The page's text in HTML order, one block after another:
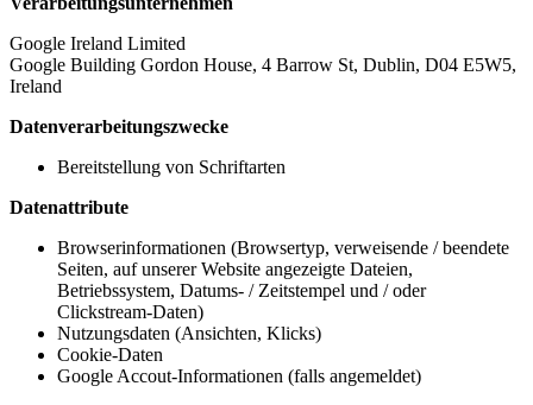
Google Ireland Limited
Google Building Gordon House, 4 Barrow St, Dublin, D04 E5W5,
Ireland
Datenverarbeitungszwecke
Bereitstellung von Schriftarten
Datenattribute
Browserinformationen (Browsertyp, verweisende / beendete
Seiten, auf unserer Website angezeigte Dateien,
Betriebssystem, Datums- / Zeitstempel und / oder
Clickstream-Daten)
Nutzungsdaten (Ansichten, Klicks)
Cookie-Daten
Google Accout-Informationen (falls angemeldet)